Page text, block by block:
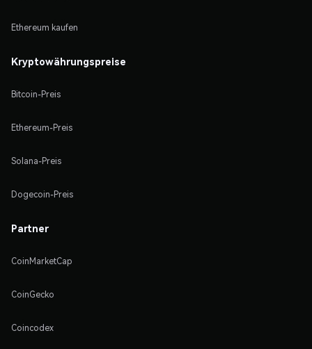
Ethereum kaufen
Kryptowährungspreise
Bitcoin-Preis
Ethereum-Preis
Solana-Preis
Dogecoin-Preis
Partner
CoinMarketCap
CoinGecko
Coincodex